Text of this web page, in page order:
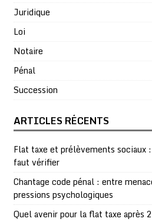
Juridique
Loi
Notaire
Pénal
Succession
ARTICLES RÉCENTS
Flat taxe et prélèvements sociaux
faut vérifier
Chantage code pénal : entre
pressions psychologiques
Quel avenir pour la flat taxe après